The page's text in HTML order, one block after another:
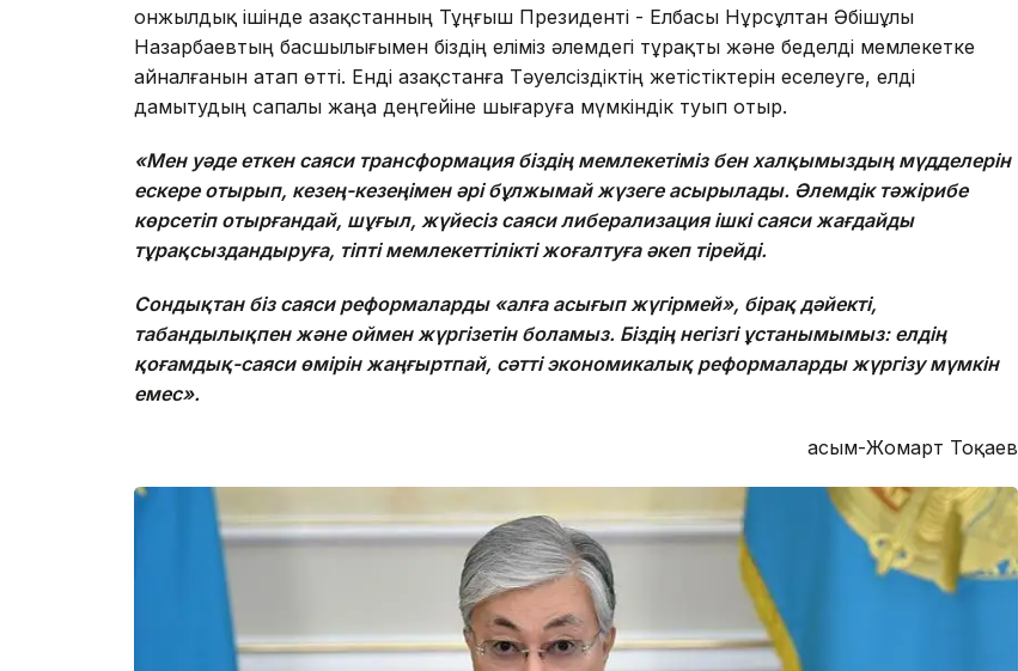
онжылдық ішінде Қазақстанның Тұңғыш Президенті - Елбасы Нұрсұлтан Әбішұлы
Назарбаевтың басшылығымен біздің еліміз әлемдегі тұрақты және беделді мемлекетке
айналғанын атап өтті. Енді Қазақстанға Тәуелсіздіктің жетістіктерін еселеуге, елді
дамытудың сапалы жаңа деңгейіне шығаруға мүмкіндік туып отыр.
«Мен уәде еткен саяси трансформация біздің мемлекетіміз бен халқымыздың мүдделерін
ескере отырып, кезең-кезеңімен әрі бұлжымай жүзеге асырылады. Әлемдік тәжірибе
көрсетіп отырғандай, шұғыл, жүйесіз саяси либерализация ішкі саяси жағдайды
тұрақсыздандыруға, тіпті мемлекеттілікті жоғалтуға әкеп тірейді.
Сондықтан біз саяси реформаларды «алға асығып жүгірмей», бірақ дәйекті,
табандылықпен және оймен жүргізетін боламыз. Біздің негізгі ұстанымымыз: елдің
қоғамдық-саяси өмірін жаңғыртпай, сәтті экономикалық реформаларды жүргізу мүмкін
емес».
Қасым-Жомарт Тоқаев